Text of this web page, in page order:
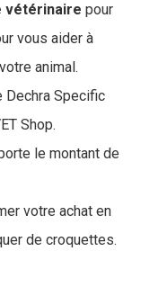
vétérinaire pour
vous aider à
animal.
Dechra Specific
Shop.
le montant de
votre achat en
de croquettes.